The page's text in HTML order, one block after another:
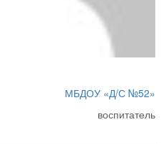
МБДОУ «Д/С №52»
воспитатель